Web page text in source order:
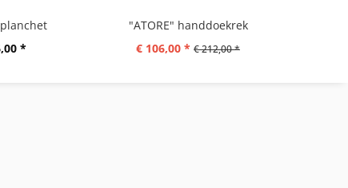
planchet
*
"ATORE" handdoekrek
€ 106,00 * € 212,00 *